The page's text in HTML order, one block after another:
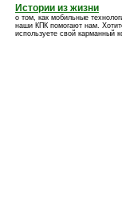
Истории из жизни
о том, как мобильные
наши КПК помогают нам.
используете свой карманный